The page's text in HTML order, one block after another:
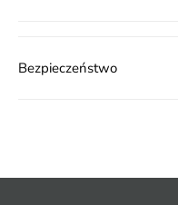
Bezpieczeństwo
e